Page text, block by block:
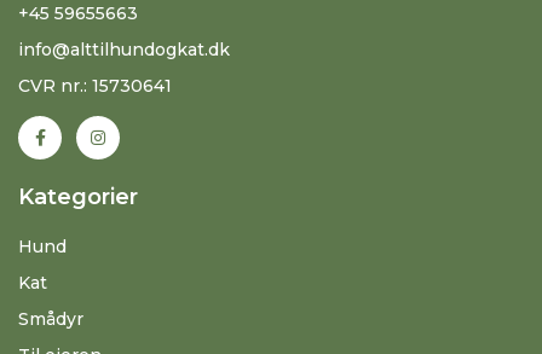
+45 59655663
info@alttilhundogkat.dk
CVR nr.: 15730641
Kategorier
Hund
Kat
Smådyr